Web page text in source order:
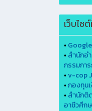
เว็บไซ
• Google
• สำนักอ
กรรมกา
•v-cop
•กองทุน
• สำนักติ
อาชีวศึก